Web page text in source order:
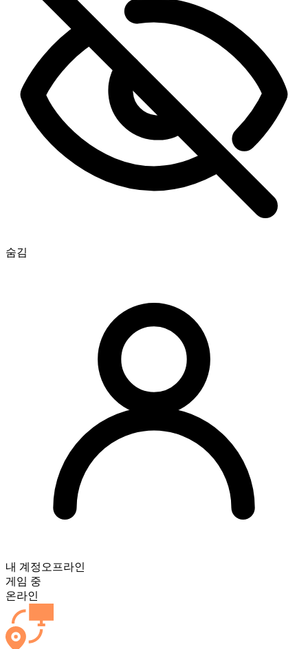
완벽해요! 진행 상황을 실시간으로 확인할 수 있나요?
정말 감사합니다, 최고예요 🧡
숨김
내 계정 오프라인
게임 중
온라인